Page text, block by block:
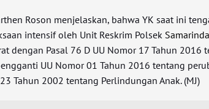
Roson menjelaskan, bahwa YK saat ini
intensif oleh Unit Reskrim Polsek Samarinda
dengan Pasal 76 D UU Nomor 17 Tahun 2016
UU Nomor 01 Tahun 2016 tentang
Tahun 2002 tentang Perlindungan Anak. (MJ)